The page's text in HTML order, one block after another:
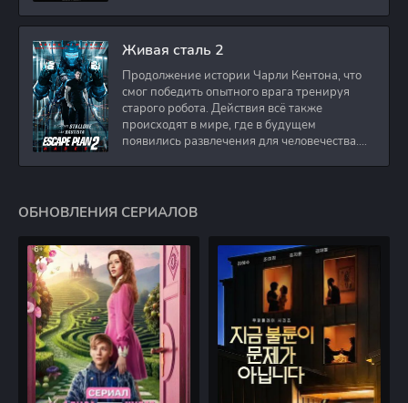
Живая сталь 2
Продолжение истории Чарли Кентона, что
смог победить опытного врага тренируя
старого робота. Действия всё также
происходят в мире, где в будущем
появились развлечения для человечества.
ОБНОВЛЕНИЯ СЕРИАЛОВ